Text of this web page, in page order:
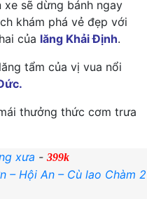
sẽ dừng bánh ngay
khám phá vẻ đẹp với
của lăng Khải Định.
tẩm của vị vua nổi
thưởng thức cơm trưa
xưa - 399k
– Hội An – Cù lao Chàm 2